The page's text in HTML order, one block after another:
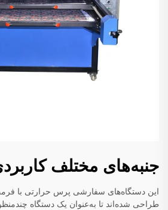
جنبه‌های مختلف
این دستگاه‌های سفارشی پرس حرارتی با
طراحی شده‌اند تا به‌عنوان یک دستگاه